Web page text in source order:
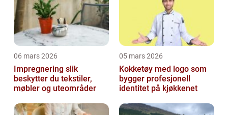
06 mars 2026
Impregnering slik
beskytter du tekstiler,
møbler og uteområder
05 mars 2026
Kokketøy med logo som
bygger profesjonell
identitet på kjøkkenet